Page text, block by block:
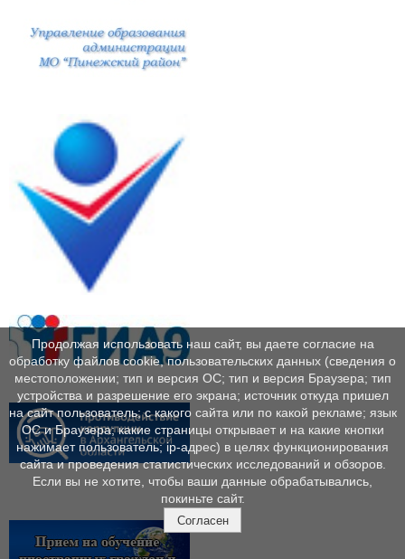
Продолжая использовать наш сайт, вы даете согласие на
обработку файлов cookie, пользовательских данных (сведения о
местоположении; тип и версия ОС; тип и версия Браузера; тип
устройства и разрешение его экрана; источник откуда пришел
на сайт пользователь; с какого сайта или по какой рекламе; язык
ОС и Браузера; какие страницы открывает и на какие кнопки
нажимает пользователь; ip-адрес) в целях функционирования
сайта и проведения статистических исследований и обзоров.
Если вы не хотите, чтобы ваши данные обрабатывались,
покиньте сайт.
Согласен